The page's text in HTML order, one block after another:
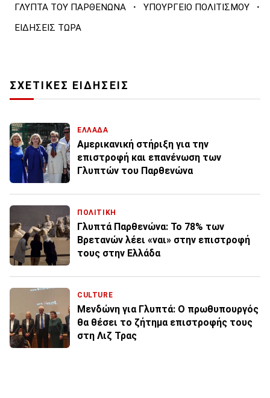
ΓΛΥΠΤΑ ΤΟΥ ΠΑΡΘΕΝΩΝΑ · ΥΠΟΥΡΓΕΙΟ ΠΟΛΙΤΙΣΜΟΥ ·
ΕΙΔΗΣΕΙΣ ΤΩΡΑ
ΣΧΕΤΙΚΕΣ ΕΙΔΗΣΕΙΣ
ΕΛΛΑΔΑ
Αμερικανική στήριξη για την
επιστροφή και επανένωση των
Γλυπτών του Παρθενώνα
ΠΟΛΙΤΙΚΗ
Γλυπτά Παρθενώνα: Το 78% των
Βρετανών λέει «ναι» στην επιστροφή
τους στην Ελλάδα
CULTURE
Μενδώνη για Γλυπτά: Ο πρωθυπουργός
θα θέσει το ζήτημα επιστροφής τους
στη Λιζ Τρας